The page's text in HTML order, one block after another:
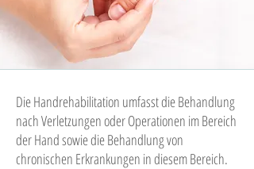
Die Handrehabilitation umfasst die Behandlung
nach Verletzungen oder Operationen im Bereich
der Hand sowie die Behandlung von
chronischen Erkrankungen in diesem Bereich.